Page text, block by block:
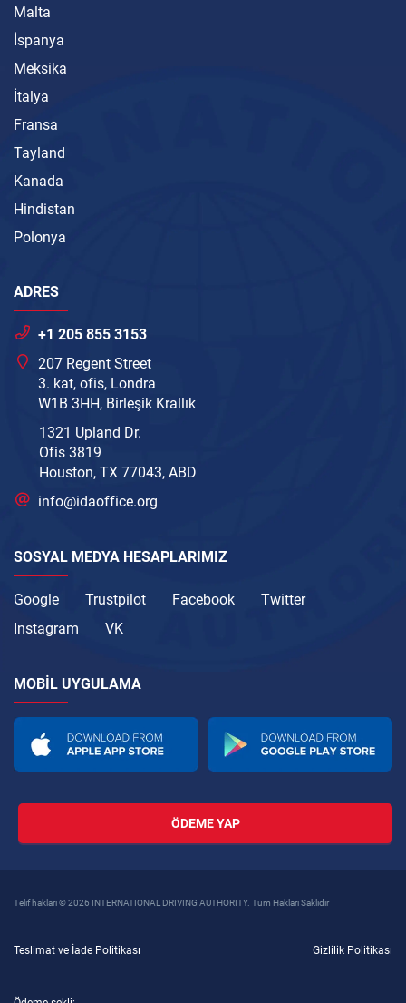
Malta
İspanya
Meksika
İtalya
Fransa
Tayland
Kanada
Hindistan
Polonya
ADRES
+1 205 855 3153
207 Regent Street
3. kat, ofis, Londra
W1B 3HH, Birleşik Krallık
1321 Upland Dr.
Ofis 3819
Houston, TX 77043, ABD
info@idaoffice.org
SOSYAL MEDYA HESAPLARIMIZ
Google Trustpilot Facebook
Twitter
Instagram
VK
MOBIL UYGULAMA
ÖDEME YAP
Telif hakları © 2026 INTERNATIONAL DRIVING AUTHORITY. Tüm Hakları Saklıdır
Teslimat ve İade Politikası Gizlilik Politikası